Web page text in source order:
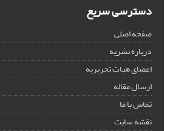
دسترسی سریع
صفحه اصلی
درباره نشریه
اعضای هیات تحریریه
ارسال مقاله
تماس با ما
نقشه سایت